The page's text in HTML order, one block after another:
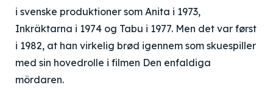
i svenske produktioner som Anita i 1973,
Inkräktarna i 1974 og Tabu i 1977. Men det var først
i 1982, at han virkelig brød igennem som skuespiller
med sin hovedrolle i filmen Den enfaldiga
mördaren.